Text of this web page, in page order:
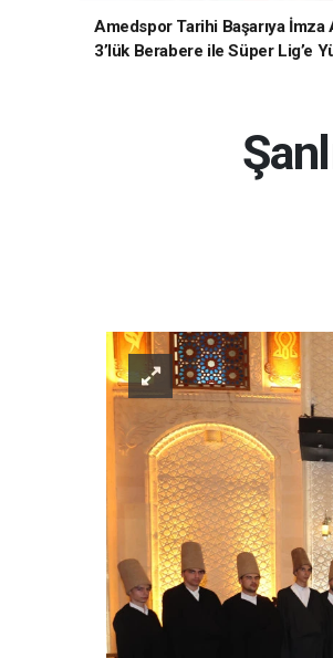
Amedspor Tarihi Başarıya İmza
3’lük Berabere ile Süper Lig’e